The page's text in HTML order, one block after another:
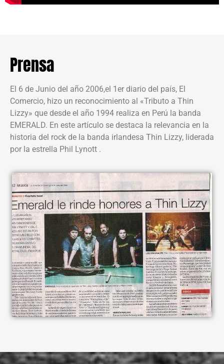
Prensa
El 6 de Junio del año 2006,el 1er diario del país, El
Comercio, hizo un reconocimiento al «Tributo a Thin
Lizzy» que desde el año 1994 realiza en Perú la banda
EMERALD. En este artículo se destaca la relevancia en la
historia del rock de la banda irlandesa Thin Lizzy, liderada
por la estrella Phil Lynott .